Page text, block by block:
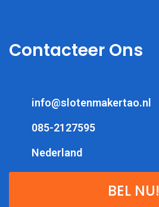
Contacteer Ons
info@slotenmakertao.nl
085-2127595
Nederland
BEL NU!